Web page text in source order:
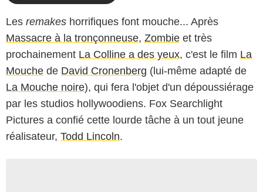
Les remakes horrifiques font mouche... Après
Massacre à la tronçonneuse, Zombie et très
prochainement La Colline a des yeux, c'est le film La
Mouche de David Cronenberg (lui-même adapté de
La Mouche noire), qui fera l'objet d'un dépoussiérage
par les studios hollywoodiens. Fox Searchlight
Pictures a confié cette lourde tâche à un tout jeune
réalisateur, Todd Lincoln.